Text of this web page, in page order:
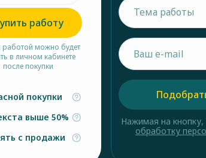
работу
работой можно будет
в личном кабинете
после покупки
покупки
выше 50%
с продажи
Нажимая на
обработку